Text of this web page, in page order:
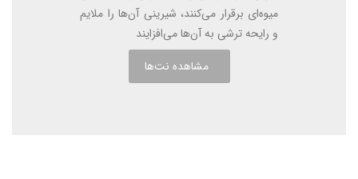
میوه‌ای برقرار می‌کنند، شیرینی آن‌ها را ملایم
و رایحه ترشی به آن‌ها می‌افزایند
مشاهده نت‌ها